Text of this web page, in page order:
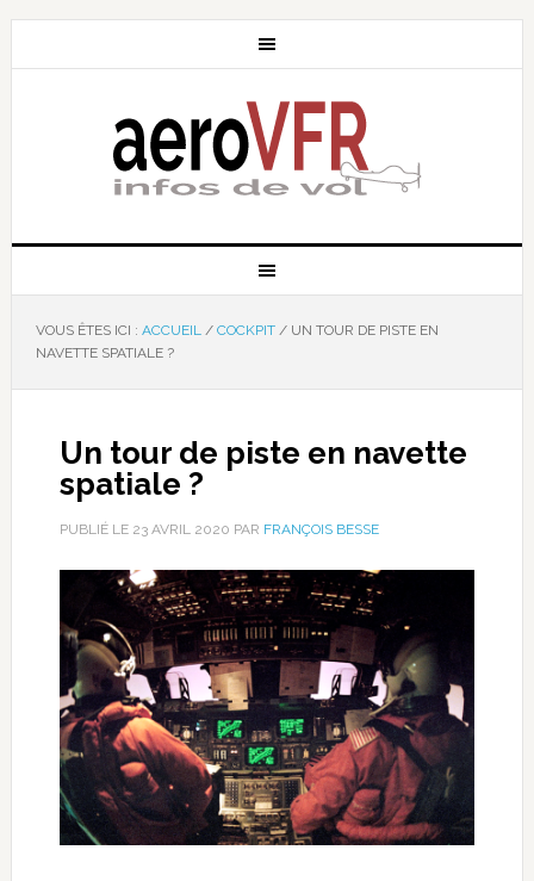
VOUS ÊTES ICI : ACCUEIL / COCKPIT /UN TOUR DE PISTE EN
NAVETTE SPATIALE ?
Un tour de piste en navette
spatiale ?
PUBLIÉ LE 23 AVRIL 2020 PAR FRANÇOIS BESSE